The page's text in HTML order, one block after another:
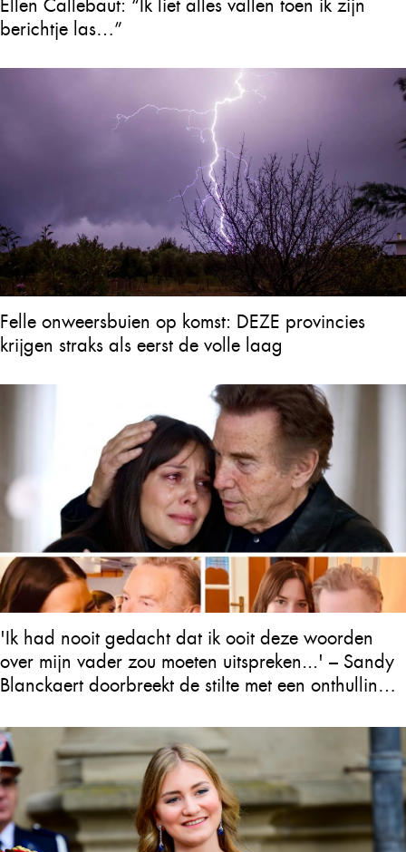
Ellen Callebaut: “Ik liet alles vallen toen ik zijn
berichtje las…”
Felle onweersbuien op komst: DEZE provincies
krijgen straks als eerst de volle laag
'Ik had nooit gedacht dat ik ooit deze woorden
over mijn vader zou moeten uitspreken...' – Sandy
Blanckaert doorbreekt de stilte met een onthulling
achterlaat